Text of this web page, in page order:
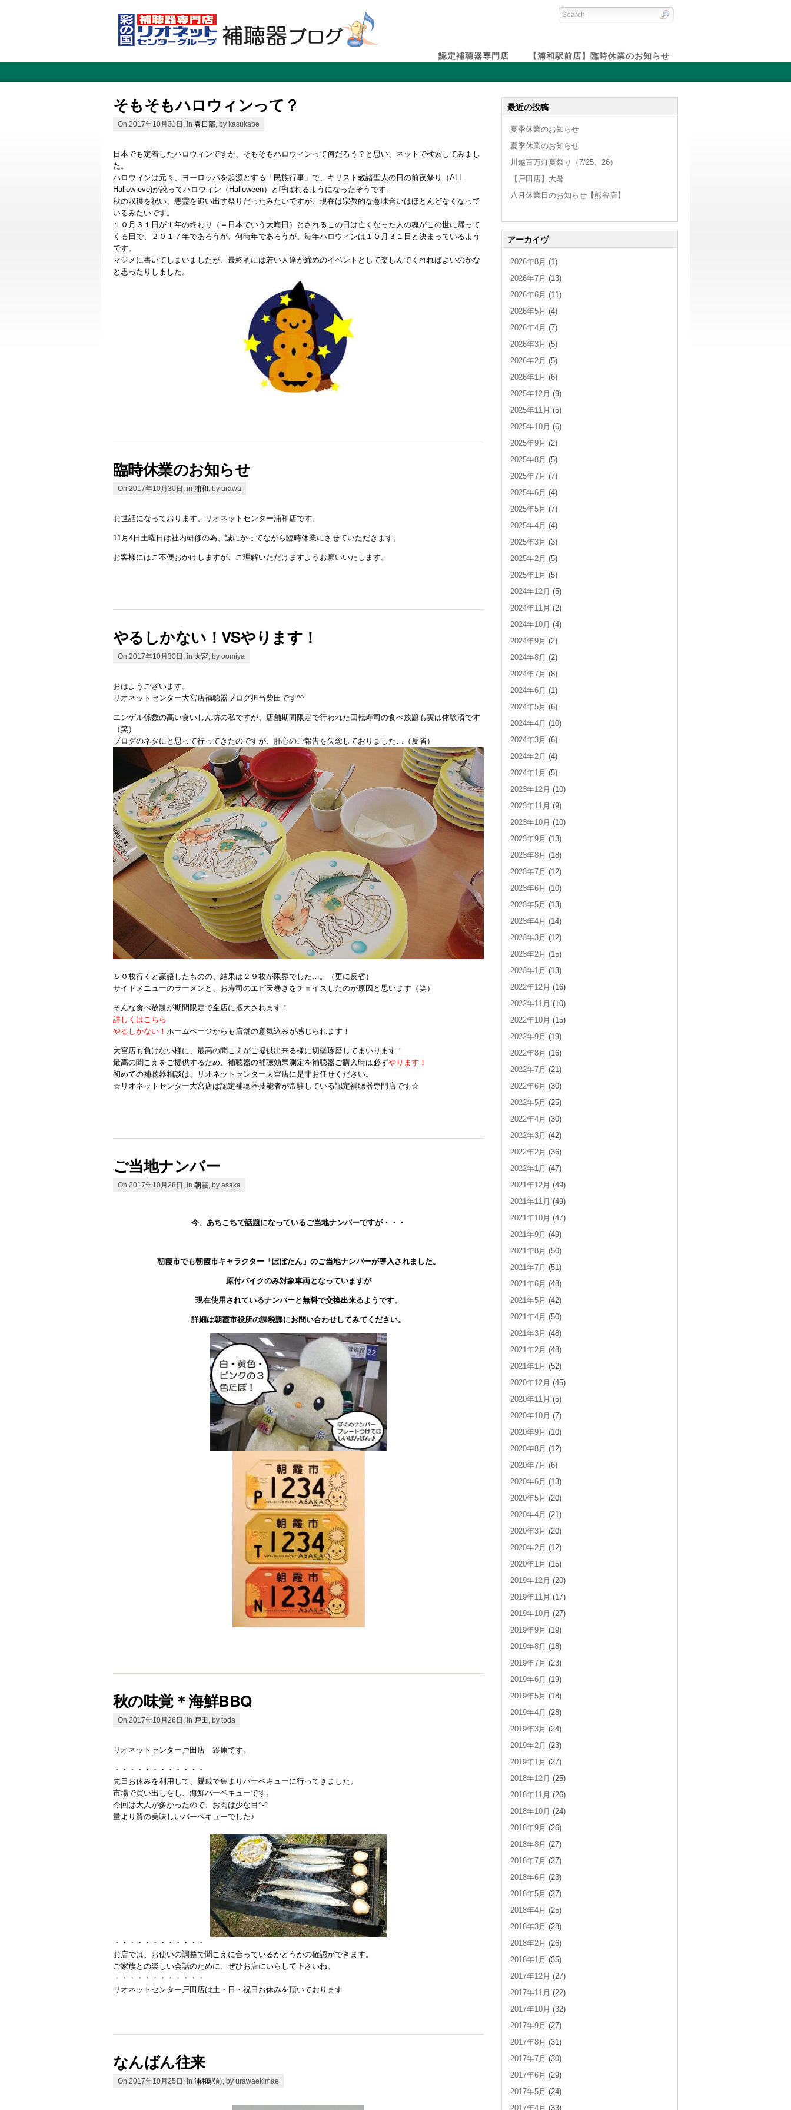
【浦和駅前店】臨時休業のお知らせ
認定補聴器専門店
そもそもハロウィンって？
On 2017年10月31日, in 春日部 , by kasukabe
日本でも定着したハロウィンですが、そもそもハロウィンって何だろう？と思い、ネットで検索してみまし
た。
ハロウィンは元々、ヨーロッパを起源とする「民族行事」で、キリスト教諸聖人の日の前夜祭り（ALL
Hallow eve)が訛ってハロウィン（Halloween）と呼ばれるようになったそうです。
秋の収穫を祝い、悪霊を追い出す祭りだったみたいですが、現在は宗教的な意味合いはほとんどなくなって
いるみたいです。
１０月３１日が１年の終わり（＝日本でいう大晦日）とされるこの日は亡くなった人の魂がこの世に帰って
くる日で、２０１７年であろうが、何時年であろうが、毎年ハロウィンは１０月３１日と決まっているよう
です。
マジメに書いてしまいましたが、最終的には若い人達が締めのイベントとして楽しんでくれればよいのかな
と思ったりしました。
臨時休業のお知らせ
On 2017年10月30日, in 浦和 , by urawa
お世話になっております、リオネットセンター浦和店です。
11月4日土曜日は社内研修の為、誠にかってながら臨時休業にさせていただきます。
お客様にはご不便おかけしますが、ご理解いただけますようお願いいたします。
やるしかない！VSやります！
On 2017年10月30日, in 大宮 , by oomiya
おはようございます。
リオネットセンター大宮店補聴器ブログ担当柴田です^^
エンゲル係数の高い食いしん坊の私ですが、店舗期間限定で行われた回転寿司の食べ放題も実は体験済です
（笑）
ブログのネタにと思って行ってきたのですが、肝心のご報告を失念しておりました…（反省）
５０枚行くと豪語したものの、結果は２９枚が限界でした…。（更に反省）
サイドメニューのラーメンと、お寿司のエビ天巻きをチョイスしたのが原因と思います（笑）
そんな食べ放題が期間限定で全店に拡大されます！
詳しくはこちら
やるしかない！ ホームページからも店舗の意気込みが感じられます！
大宮店も負けない様に、最高の聞こえがご提供出来る様に切磋琢磨してまいります！
最高の聞こえをご提供するため、補聴器の補聴効果測定を補聴器ご購入時は必ずやります！
初めての補聴器相談は、リオネットセンター大宮店に是非お任せください。
☆リオネットセンター大宮店は認定補聴器技能者が常駐している認定補聴器専門店です☆
ご当地ナンバー
On 2017年10月28日, in 朝霞 , by asaka
今、あちこちで話題になっているご当地ナンバーですが・・・
朝霞市でも朝霞市キャラクター「ぽぽたん」のご当地ナンバーが導入されました。
原付バイクのみ対象車両となっていますが
現在使用されているナンバーと無料で交換出来るようです。
詳細は朝霞市役所の課税課にお問い合わせしてみてください。
秋の味覚＊海鮮BBQ
On 2017年10月26日, in 戸田 , by toda
リオネットセンター戸田店 簑原です。
・・・・・・・・・・・・
先日お休みを利用して、親戚で集まりバーベキューに行ってきました。
市場で買い出しをし、海鮮バーベキューです。
今回は大人が多かったので、お肉は少な目^-^
量より質の美味しいバーベキューでした♪
・・・・・・・・・・・・
お店では、お使いの調整で聞こえに合っているかどうかの確認ができます。
ご家族との楽しい会話のために、ぜひお店にいらして下さいね。
・・・・・・・・・・・・
リオネットセンター戸田店は土・日・祝日お休みを頂いております
なんばん往来
On 2017年10月25日, in 浦和駅前 , by urawaekimae
最近の投稿
夏季休業のお知らせ
夏季休業のお知らせ
川越百万灯夏祭り（7/25、26）
【戸田店】大暑
八月休業日のお知らせ【熊谷店】
アーカイヴ
2026年8月 (1)
2026年7月 (13)
2026年6月 (11)
2026年5月 (4)
2026年4月 (7)
2026年3月 (5)
2026年2月 (5)
2026年1月 (6)
2025年12月 (9)
2025年11月 (5)
2025年10月 (6)
2025年9月 (2)
2025年8月 (5)
2025年7月 (7)
2025年6月 (4)
2025年5月 (7)
2025年4月 (4)
2025年3月 (3)
2025年2月 (5)
2025年1月 (5)
2024年12月 (5)
2024年11月 (2)
2024年10月 (4)
2024年9月 (2)
2024年8月 (2)
2024年7月 (8)
2024年6月 (1)
2024年5月 (6)
2024年4月 (10)
2024年3月 (6)
2024年2月 (4)
2024年1月 (5)
2023年12月 (10)
2023年11月 (9)
2023年10月 (10)
2023年9月 (13)
2023年8月 (18)
2023年7月 (12)
2023年6月 (10)
2023年5月 (13)
2023年4月 (14)
2023年3月 (12)
2023年2月 (15)
2023年1月 (13)
2022年12月 (16)
2022年11月 (10)
2022年10月 (15)
2022年9月 (19)
2022年8月 (16)
2022年7月 (21)
2022年6月 (30)
2022年5月 (25)
2022年4月 (30)
2022年3月 (42)
2022年2月 (36)
2022年1月 (47)
2021年12月 (49)
2021年11月 (49)
2021年10月 (47)
2021年9月 (49)
2021年8月 (50)
2021年7月 (51)
2021年6月 (48)
2021年5月 (42)
2021年4月 (50)
2021年3月 (48)
2021年2月 (48)
2021年1月 (52)
2020年12月 (45)
2020年11月 (5)
2020年10月 (7)
2020年9月 (10)
2020年8月 (12)
2020年7月 (6)
2020年6月 (13)
2020年5月 (20)
2020年4月 (21)
2020年3月 (20)
2020年2月 (12)
2020年1月 (15)
2019年12月 (20)
2019年11月 (17)
2019年10月 (27)
2019年9月 (19)
2019年8月 (18)
2019年7月 (23)
2019年6月 (19)
2019年5月 (18)
2019年4月 (28)
2019年3月 (24)
2019年2月 (23)
2019年1月 (27)
2018年12月 (25)
2018年11月 (26)
2018年10月 (24)
2018年9月 (26)
2018年8月 (27)
2018年7月 (27)
2018年6月 (23)
2018年5月 (27)
2018年4月 (25)
2018年3月 (28)
2018年2月 (26)
2018年1月 (35)
2017年12月 (27)
2017年11月 (22)
2017年10月 (32)
2017年9月 (27)
2017年8月 (31)
2017年7月 (30)
2017年6月 (29)
2017年5月 (24)
2017年4月 (33)